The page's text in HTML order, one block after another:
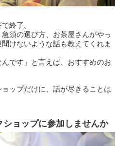
終了。
須の選び方、お茶屋さんがやっ
けないような話も教えてくれま
んです」と言えば、おすすめのお
ップだけに、話が尽きることは
ョップに参加しませんか